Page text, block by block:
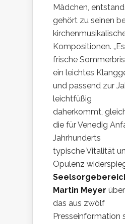
Mädchen,
gehört zu seinen
Kompositionen.
frische
ein leichtes
und passend zur
leichtfüßig
daherkommt,
die für Venedig
Jahrhunderts
typische Vitalität
Opulenz
Martin Meyer
das aus zwölf
Presseinformation